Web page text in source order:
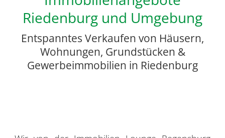
Riedenburg und Umgebung
Entspanntes Verkaufen von Häusern,
Wohnungen, Grundstücken &
Gewerbeimmobilien in Riedenburg